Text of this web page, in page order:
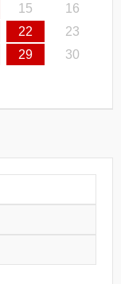
15
16
22
23
29
30